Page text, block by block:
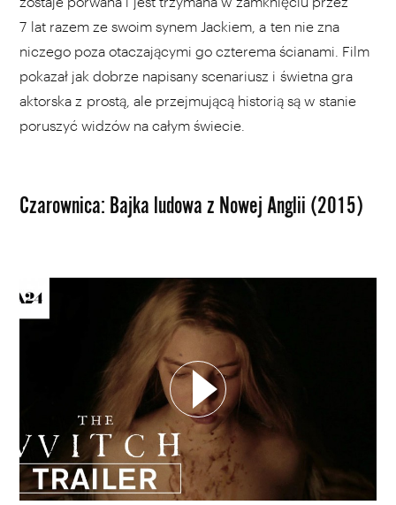
7 lat razem ze swoim synem Jackiem, a ten nie zna
niczego poza otaczającymi go czterema ścianami. Film
pokazał jak dobrze napisany scenariusz i świetna gra
aktorska z prostą, ale przejmującą historią są w stanie
poruszyć widzów na całym świecie.
Czarownica: Bajka ludowa z Nowej Anglii (2015)
WYBIERZ SWOJĄ PLAYLISTĘ
DODAJ TEN FILM DO PLAYLISTY